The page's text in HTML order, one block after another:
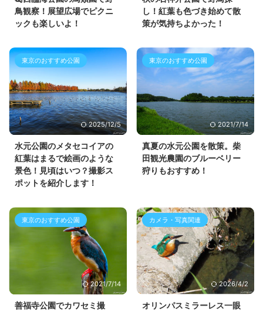
鳥観察！展望広場でピクニ
ックも楽しいよ！
し！紅葉も色づき始めて散
策が気持ちよかった！
東京のおすすめ公園
2025/12/5
水元公園のメタセコイアの
紅葉はまるで絵画のような
景色！見頃はいつ？撮影ス
ポットを紹介します！
東京のおすすめ公園
2021/7/14
真夏の水元公園を散策。柴
田観光農園のブルーベリー
狩りもおすすめ！
東京のおすすめ公園
2021/7/14
善福寺公園でカワセミ撮
カメラ・写真関連
2026/4/2
オリンパスミラーレス一眼